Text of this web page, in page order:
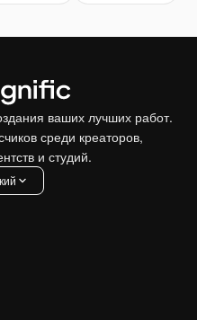
ваших лучших работ.
среди креаторов,
и студий.